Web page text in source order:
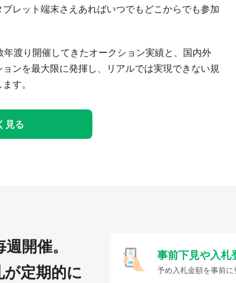
レット端末さえあればいつでもどこからでも参加
渡り開催してきたオークション実績と、国内外
ンを最大限に発揮し、リアルでは実現できない規
す。
見る
開催。
定期的に
事前下見や入札
予め入札金額を事前